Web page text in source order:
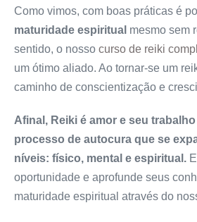
Como vimos, com boas práticas é
maturidade espiritual mesmo sem
sentido, o nosso curso de reiki
um ótimo aliado. Ao tornar-se um
caminho de conscientização e
Afinal, Reiki é amor e seu
processo de autocura que se
níveis: físico, mental e espiritual.
oportunidade e aprofunde seus
maturidade espiritual através do